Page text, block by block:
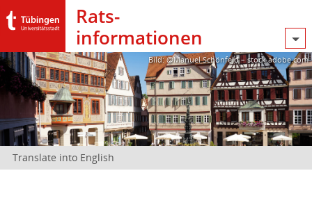
Rats­
informationen
Bild: @Manuel Schönfeld – stock.adobe.com
Translate into English